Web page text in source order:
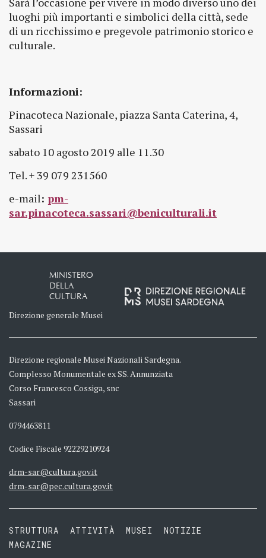
luoghi più importanti e simbolici della città, sede
di un ricchissimo e pregevole patrimonio storico e
culturale.
Informazioni:
Pinacoteca Nazionale, piazza Santa Caterina, 4,
Sassari
sabato 10 agosto 2019 alle 11.30
Tel. + 39 079 231560
e-mail: pm-
sar.pinacoteca.sassari@beniculturali.it
MINISTERO
DELLA
CULTURA
Direzione generale Musei
Direzione regionale Musei Nazionali Sardegna.
Complesso Monumentale ex SS. Annunziata
Corso Francesco Cossiga, snc
Sassari
0794463811
Codice Fiscale 92229210924
drm-sar@cultura.gov.it
drm-sar@pec.cultura.gov.it
STRUTTURA ATTIVITÀ MUSEI
NOTIZIE
MAGAZINE